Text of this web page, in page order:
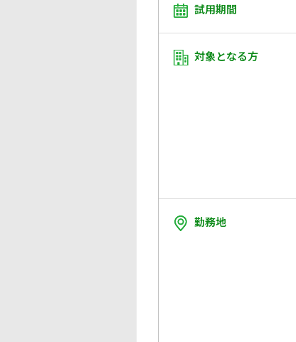
試用期間
対象となる方
勤務地